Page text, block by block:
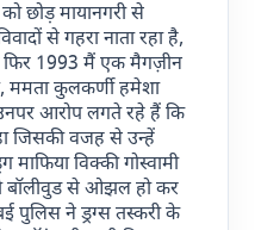
छोड़ मायानगरी से
से गहरा नाता रहा है,
फिर 1993 मैं एक मैगज़ीन
ममता कुलकर्णी हमेशा
उनपर आरोप लगते रहे हैं कि
जिसकी वजह से उन्हें
विक्की गोस्वामी
बॉलीवुड से ओझल हो कर
पुलिस ने ड्रग्स तस्करी के